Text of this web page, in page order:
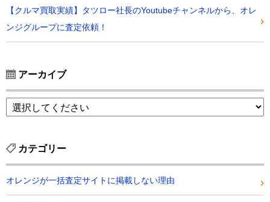
【クルマ買取実績】タツロー社長のYoutubeチャンネルから、オレ
ンジグループに査定依頼！
アーカイブ
カテゴリー
オレンジが一括査定サイトに掲載しない理由